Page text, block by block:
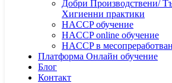
Добри Производствени/
Хигиенни практики
HACCP обучение
HACCP online обучение
HACCP в
Платформа Онлайн обучение
Блог
Контакт